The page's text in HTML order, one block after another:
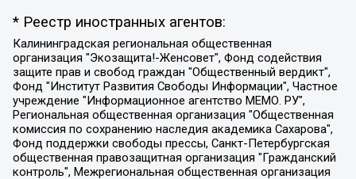
* Реестр иностранных агентов:
Калининградская региональная общественная организация "Экозащита!-Женсовет", Фонд содействия защите прав и свобод граждан "Общественный вердикт", Фонд "Институт Развития Свободы Информации", Частное учреждение "Информационное агентство МЕМО. РУ", Региональная общественная организация "Общественная комиссия по сохранению наследия академика Сахарова", Фонд поддержки свободы прессы, Санкт-Петербургская общественная правозащитная организация "Гражданский контроль", Межрегиональная общественная организация "Информационно-просветительский центр "Мемориал", Региональный Фонд "Центр Защиты Прав Средств Массовой Информации", с 05.12.2023 Фонд "Центр Защиты Прав Средств массовой информации", Региональная общественная благотворительная организация помощи беженцам и мигрантам "Гражданское содействие", Негосударственное образовательное учреждение дополнительного профессионального образования (повышение квалификации) специалистов "АКАДЕМИЯ ПО ПРАВАМ ЧЕЛОВЕКА", Свердловская региональная общественная организация "Сутяжник", Автономная некоммерческая организация "Центр независимых социологических исследований", Союз общественных объединений "Российский исследовательский центр по правам человека", Региональное общественное учреждение научно-информационный центр "МЕМОРИАЛ", Некоммерческая организация "Фонд защиты гласности", Автономная некоммерческая организация "Институт прав человека", Городская общественная организация "Екатеринбургское общество "МЕМОРИАЛ", Городская общественная организация "Рязанское историко-просветительское и правозащитное общество "Мемориал" (Рязанский Мемориал), Челябинский региональный орган общественной самодеятельности – женское общественное объединение "Женщины Евразии", Челябинский региональный орган общественной самодеятельности "Уральская правозащитная группа", Фонд содействия защите здоровья и социальной справедливости имени Андрея Рылькова, Автономная Некоммерческая Организация "Аналитический Центр Юрия Левады", Автономная некоммерческая организация социальной поддержки населения "Проект Апрель", Региональная общественная организация помощи женщинам и детям, находящимся в кризисной ситуации "Информационно-методический центр "Анна", Фонд содействия развитию массовых коммуникаций и правовому просвещению "Так-так-Так", Фонд содействия устойчивому развитию "Серебряная тайга", Свердловский региональный общественный фонд социальных проектов "Новое время", "Idel.Реалии", Кавказ.Реалии, Крым.Реалии, Телеканал Настоящее Время, Татаро-башкирская служба Радио Свобода (Azatliq Radiosi), Радио Свободная Европа/Радио Свобода (PCE/PC), "Сибирь.Реалии", "Фактограф", Благотворительный фонд помощи осужденным и их семьям, Автономная некоммерческая организация "Институт глобализации и социальных движений", Фонд "В защиту прав заключенных", Частное учреждение "Центр поддержки и содействия развитию средств массовой информации", Пензенский региональный общественный благотворительный фонд "Гражданский союз", "Север.Реалии", Некоммерческая организация Фонд "Правовая инициатива", Общество с ограниченной ответственностью "Радио Свободная Европа/Радио Свобода", Чешское информационное агентство "MEDIUM-ORIENT", Красноярская региональная общественная организация "Мы против СПИДа", Камалягин Денис Николаевич, Маркелов Сергей Евгеньевич, Пономарев Лев Александрович, Савицкая Людмила Алексеевна, Автономная некоммерческая организация "Центр по работе с проблемой насилия "НАСИЛИЮ.НЕТ", Межрегиональный профессиональный союз работников здравоохранения "Альянс врачей", Юридическое лицо, зарегистрированное в Латвийской Республике, SIA "Medusa Project" (регистрационный номер 40103797863, дата регистрации 10.06.2014), Некоммерческая организация "Фонд по борьбе с коррупцией", Автономная некоммерческая организация "Институт права и публичной политики", Баданин Роман Сергеевич, Гликин Максим Александрович, Железнова Мария Михайловна, Лукьянова Юлия Сергеевна, Маетная Елизавета Витальевна, Маняхин Петр Борисович, Чуракова Ольга Владимировна, Ярош Юлия Петровна, Юридическое лицо "The Insider SIA", зарегистрированное в Риге, Латвийская Республика (дата регистрации 26.06.2015), являющееся администратором доменного имени интернет-издания "The Insider SIA", https://theins.ru, Постернак Алексей Евгеньевич, Рубин Михаил Аркадьевич, Анин Роман Александрович, Юридическое лицо Istories fonds, зарегистрированное в Латвийской Республике (регистрационный номер 50008295751, дата регистрации 24.02.2020), Великовский Дмитрий Александрович, Долинина Ирина Николаевна, Мароховская Алеся Алексеевна, Шлейнов Роман Юрьевич, Шмагун Олеся Валентиновна, Общество с ограниченной ответственностью "Альтаир 2021", Общество с ограниченной ответственностью "Вега 2021", Общество с ограниченной ответственностью "Главный редактор 2021", Общество с ограниченной ответственностью "Ромашки монолит", Важенков Артем Валерьевич, Ивановская областная общественная организация "Центр гендерных исследований", Гурман Юрий Альбертович, Медиапроект "ОВД-Инфо", Егоров Владимир Владимирович, Жилинский Владимир Александрович, Общество с ограниченной ответственностью "ЗП", Иванова София Юрьевна, Карезина Инна Павловна, Кильтау Екатерина Викторовна, Петров Алексей Викторович, Пискунов Сергей Евгеньевич, Смирнов Сергей Сергеевич, Тихонов Михаил Сергеевич, Общество с ограниченной ответственностью "ЖУРНАЛИСТ-ИНОСТРАННЫЙ АГЕНТ", Арапова Галина Юрьевна, Вольтская Татьяна Анатольевна, Американская компания "Mason G.E.S. Anonymous Foundation" (США), являющаяся владельцем интернет-издания https://mnews.world/, Компания "Stichting Bellingcat", зарегистрированная в Нидерландах (дата регистрации 11.07.2018), Захаров Андрей Вячеславович, Клепиковская Екатерина Дмитриевна, Общество с ограниченной ответственностью "МЕМО", Перл Роман Александрович, Симонов Евгений Алексеевич, Соловьева Елена Анатольевна, Сотников Даниил Владимирович, Сурначева Елизавета Дмитриевна, Автономная некоммерческая организация по защите прав человека и информированию населения "Якутия – Наше Мнение", Общество с ограниченной ответственностью "Москоу диджитал медиа", с 26.01.2023 Общество с ограниченной ответственностью "Чайка Белые сады", Ветошкина Валерия Валерьевна, Заговора Максим Александрович, Межрегиональное общественное движение "Российская ЛГБТ - сеть", Оленичев Максим Владимирович, Павлов Иван Юрьевич, Скворцова Елена Сергеевна, Общество с ограниченной ответственностью "Как бы инагент", Кочетков Игорь Викторович, Общество с ограниченной ответственностью "Честные выборы", Еланчик Олег Александрович, Общество с ограниченной ответственностью "Нобелевский призыв", Гималова Регина Эмилевна, Григорьев Андрей Валерьевич, Григорьева Алина Александровна, Ассоциация по содействию защите прав призывников, альтернативнослужащих и военнослужащих "Правозащитная группа "Гражданин.Армия.Право", Хисамова Регина Фаритовна, Автономная некоммерческая организация по реализации социально-правовых программ "Лилит", Дальневосточное общественное движение "Маяк", Санкт-Петербургская ЛГБТ-инициативная группа "Выход", Инициативная группа ЛГБТ+ "Реверс", Алексеев Андрей Викторович, Бекбулатова Таисия Львовна, Беляев Иван Михайлович, Владыкина Елена Сергеевна, Гельман Марат Александрович, Никульшина Вероника Юрьевна, Толоконникова Надежда Андреевна, Шендерович Виктор Анатольевич, Общество с ограниченной ответственностью "Данное сообщение", Общество с ограниченной ответственностью Издательский дом "Новая глава", Айнбиндер Александра Александровна, Московский комьюнити-центр для ЛГБТ+инициатив, Благотворительный фонд развития филантропии, Deutsche Welle (Германия, Kurt-Schumacher-Strasse 3, 53113 Bonn), Борзунова Мария Михайловна, Воробьев Виктор Викторович, Голубева Анна Львовна, Константинова Алла Михайловна, Малкова Ирина Владимировна, Мурадов Мурад Абдулгалимович, Осетинская Елизавета Николаевна, Понасенков Евгений Николаевич, Ганапольский Матвей Юрьевич, Киселев Евгений Алексеевич, Борухович Ирина Григорьевна, Дремин Иван Тимофеевич, Дубровский Дмитрий Викторович, Красноярская региональная общественная организация поддержки и развития альтернативных образовательных технологий и межкультурных коммуникаций "ИНТЕРРА", Маяковская Екатерина Алексеевна, Фейгин Марк Захарович, Филимонов Андрей Викторович, Дзугкоева Регина Николаевна, Доброхотов Роман Александрович, Дудь Юрий Александрович, Елкин Сергей Владимирович, Кругликов Кирилл Игоревич, Сабунаева Мария Леонидовна, Семенов Алексей Владимирович, Шаинян Карен Багратович, Шульман Екатерина Михайловна, Асафьев Артур Валерьевич, Вахштайн Виктор Семенович, Венедиктов Алексей Алексеевич, Лушникова Екатерина Евгеньевна, Волков Леонид Михайлович, Невзоров Александр Глебович, Пархоменко Сергей Борисович, Сироткин Ярослав Николаевич, Кара-Мурза Владимир Владимирович, Баранова Наталья Владимировна, Гозман Леонид Яковлевич, Кагарлицкий Борис Юльевич, Климарев Михаил Валерьевич, Милов Владимир Станиславович, Автономная некоммерческая организация Краснодарский центр современного искусства "Типография", Моргенштерн Алишер Тагирович, Соболь Любовь Эдуардовна, Общество с ограниченной ответственностью "ЛИЗА НОРМ", Каспаров Гарри Кимович, Ходорковский Михаил Борисович, Общество с ограниченной ответственностью "Апрельские тезисы", Данилович Ирина Брониславовна, Кашин Олег Владимирович, Петров Николай Владимирович, Пивоваров Алексей Владимирович, Соколов Михаил Владимирович, Цветкова Юлия Владимировна, Чичваркин Евгений Александрович, Комитет против пыток/Команда против пыток, Общество с ограниченной ответственностью "Первый научный", Общество с ограниченной ответственностью "Вертолет и ко", Белоцерковская Вероника Борисовна, Кац Максим Евгеньевич, Лазарева Татьяна Юрьевна, Шаведдинов Руслан Табризович, Яшин Илья Валерьевич, Общество с ограниченной ответственностью "Иноагент ААВ", Алешковский Дмитрий Петрович, Альбац Евгения Марковна, Быков Дмитрий Львович, Галямина Юлия Евгеньевна, Лойко Сергей Леонидович, Мартынов Кирилл Константинович, Медведев Сергей Александрович, Крашенинников Федор Геннадиевич, Гордеева Катерина Вл